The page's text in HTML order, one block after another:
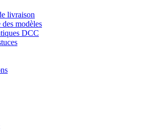
livraison
modèles
DCC